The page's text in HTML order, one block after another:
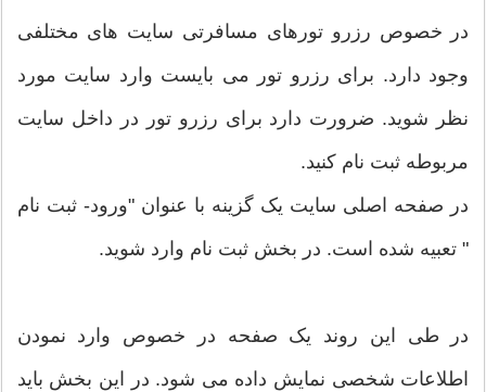
در خصوص رزرو تورهای مسافرتی سایت های مختلفی
وجود دارد. برای رزرو تور می بایست وارد سایت مورد
نظر شوید. ضرورت دارد برای رزرو تور در داخل سایت
مربوطه ثبت نام کنید.
در صفحه اصلی سایت یک گزینه با عنوان "ورود- ثبت نام
" تعبیه شده است. در بخش ثبت نام وارد شوید.
در طی این روند یک صفحه در خصوص وارد نمودن
اطلاعات شخصی نمایش داده می شود. در این بخش باید